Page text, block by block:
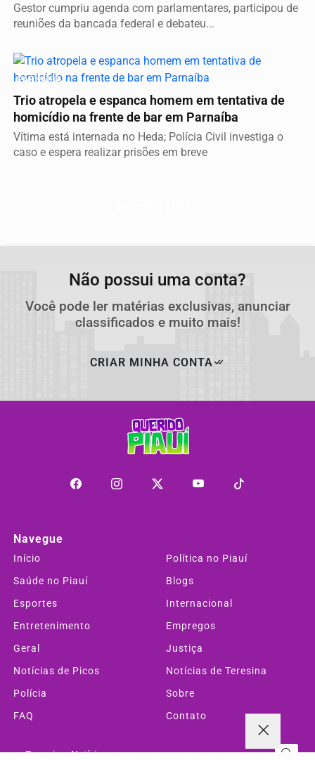
Gestor cumpriu agenda com parlamentares, participou de
reuniões da bancada federal e debateu...
PARNAÍBA
Trio atropela e espanca homem em tentativa de
homicídio na frente de bar em Parnaíba
Vítima está internada no Heda; Polícia Civil investiga o
caso e espera realizar prisões em breve
Não possui uma conta?
Você pode ler matérias exclusivas, anunciar
classificados e muito mais!
CRIAR MINHA CONTA
Navegue
Início
Política no Piauí
Saúde no Piauí
Blogs
Esportes
Internacional
Entretenimento
Empregos
Geral
Justiça
Notícias de Picos
Notícias de Teresina
Polícia
Sobre
FAQ
Contato